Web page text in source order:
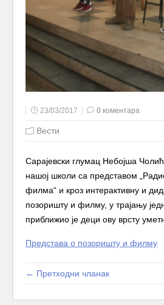
23/03/2017 0 коментара
Вести
Сарајевски глумац Небојша
нашој школи са представом
филма“ и кроз интерактивну и
позоришту и филму, у трајању
приближио је деци ову врсту
Представа о позоришту и филму
← Претходни чланак